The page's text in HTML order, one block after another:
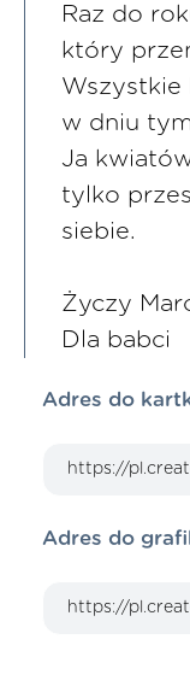
Raz do
który
Wszystkie
w dniu
Ja
tylko
siebie.
Życzy
Dla babci
Adres do
Adres do